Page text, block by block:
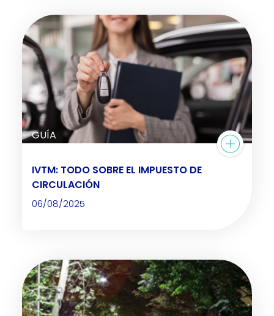
GUÍA
IVTM: TODO SOBRE EL IMPUESTO DE
CIRCULACIÓN
06/08/2025